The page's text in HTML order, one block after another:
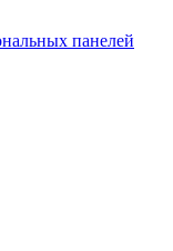
панелей